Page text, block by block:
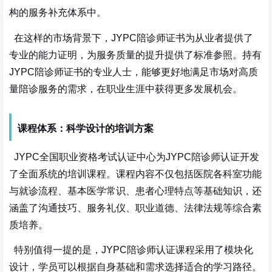
构的服务补充体系中。
在这样的市场背景下，JYPC陪诊师证书为从业者提供了
专业的能力证明，为服务质量的提升提供了标准参照。持有
JYPC陪诊师证书的专业人士，能够更好地满足市场对高质
量陪诊服务的需求，在职业生涯中获得更多发展机会。
课程体系：科学设计的培训方案
JYPC全国职业资格考试认证中心为JYPC陪诊师认证开发
了全面系统的培训课程。课程内容不仅包括医院各科室功能
与就诊流程、基本医学常识、患者心理特点等基础知识，还
涵盖了沟通技巧、服务礼仪、职业道德、法律法规等综合素
质培养。
特别值得一提的是，JYPC陪诊师认证课程采用了模块化
设计，学员可以根据自身基础和需求选择适合的学习路径。